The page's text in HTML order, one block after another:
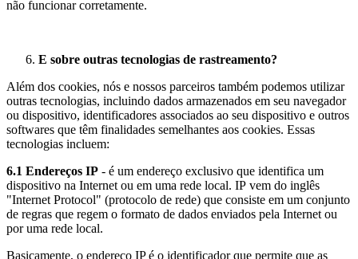
não funcionar corretamente.
E sobre outras tecnologias de rastreamento?
Além dos cookies, nós e nossos parceiros também podemos utilizar
outras tecnologias, incluindo dados armazenados em seu navegador
ou dispositivo, identificadores associados ao seu dispositivo e outros
softwares que têm finalidades semelhantes aos cookies. Essas
tecnologias incluem:
6.1 Endereços IP - é um endereço exclusivo que identifica um
dispositivo na Internet ou em uma rede local. IP vem do inglês
"Internet Protocol" (protocolo de rede) que consiste em um conjunto
de regras que regem o formato de dados enviados pela Internet ou
por uma rede local.
Basicamente, o endereço IP é o identificador que permite que as